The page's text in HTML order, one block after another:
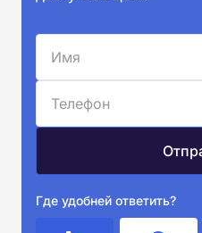
Где удобней ответить?